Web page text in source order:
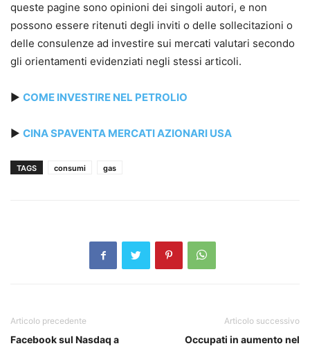
queste pagine sono opinioni dei singoli autori, e non
possono essere ritenuti degli inviti o delle sollecitazioni o
delle consulenze ad investire sui mercati valutari secondo
gli orientamenti evidenziati negli stessi articoli.
► COME INVESTIRE NEL PETROLIO
► CINA SPAVENTA MERCATI AZIONARI USA
TAGS consumi gas
Articolo precedente
Facebook sul Nasdaq a
Articolo successivo
Occupati in aumento nel